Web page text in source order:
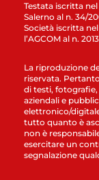
Testata iscritta
Salerno al n. 34/
Società iscritta
l’AGCOM al n.
La riproduzione
riservata.
di testi,
aziendali e
elettronico/
tutto quanto è
non è
esercitare un
segnalazione